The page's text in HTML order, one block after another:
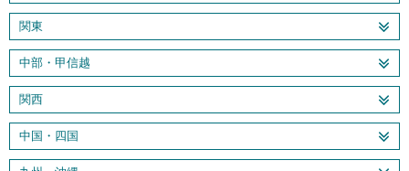
関東
中部・甲信越
関西
中国・四国